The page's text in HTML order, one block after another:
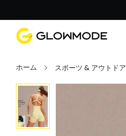
ホーム スポーツ & アウトドア